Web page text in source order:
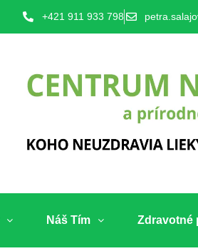
+421 911 933 798
Náš Tím Zdravotné